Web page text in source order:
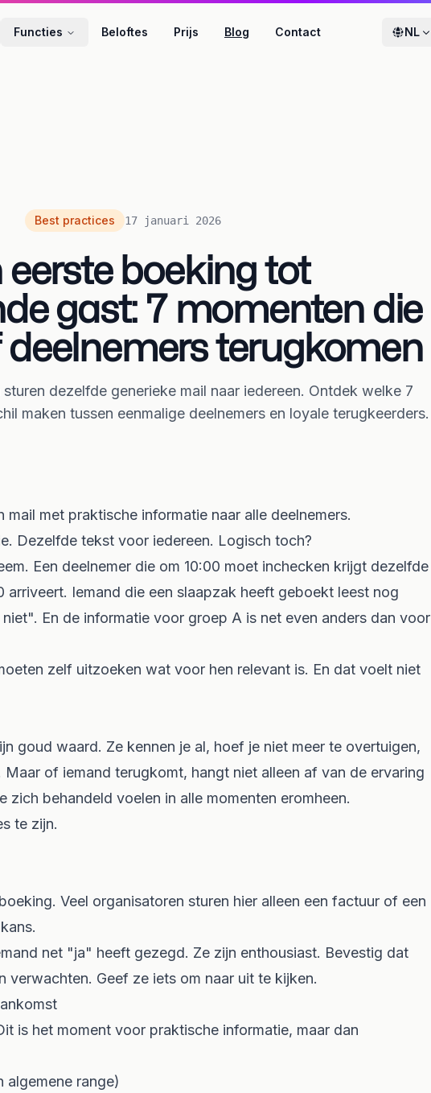
Functies Beloftes Prijs Blog Contact NL
Best practices 17 januari 2026
eerste boeking tot
gast: 7 momenten die
deelnemers terugkomen
dezelfde generieke mail naar iedereen. Ontdek welke 7
maken tussen eenmalige deelnemers en loyale terugkeerders.
met praktische informatie naar alle deelnemers.
Dezelfde tekst voor iedereen. Logisch toch?
Een deelnemer die om 10:00 moet inchecken krijgt dezelfde
arriveert. Iemand die een slaapzak heeft geboekt leest nog
En de informatie voor groep A is net even anders dan voor
zelf uitzoeken wat voor hen relevant is. En dat voelt niet
goud waard. Ze kennen je al, hoef je niet meer te overtuigen,
Maar of iemand terugkomt, hangt niet alleen af van de ervaring
zich behandeld voelen in alle momenten eromheen.
te zijn.
Veel organisatoren sturen hier alleen een factuur of een
net "ja" heeft gezegd. Ze zijn enthousiast. Bevestig dat
verwachten. Geef ze iets om naar uit te kijken.
is het moment voor praktische informatie, maar dan
algemene range)